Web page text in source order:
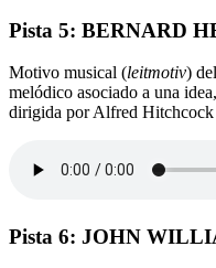
Pista 5: BERNARD
Motivo musical (leitmotiv)
melódico asociado a una
dirigida por Alfred Hitchcock
Pista 6: JOHN